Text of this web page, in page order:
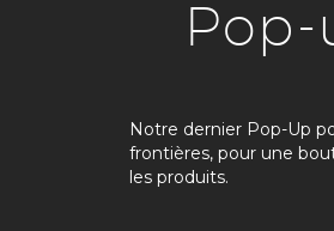
Notre dernier Pop-Up
frontières, pour une
les produits.